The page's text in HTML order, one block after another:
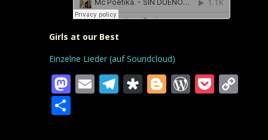
Girls at our Best
Einzelne Lieder (auf Soundcloud)
Mastodon
EmailTelegram
Diaspora
Blogger